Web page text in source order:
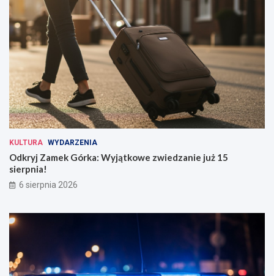
KULTURA WYDARZENIA
Odkryj Zamek Górka: Wyjątkowe zwiedzanie już 15
sierpnia!
6 sierpnia 2026